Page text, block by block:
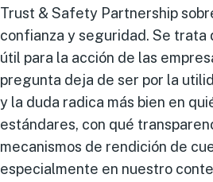
Trust & Safety Partnership
confianza y seguridad. Se trata
útil para la acción de las
pregunta deja de ser por la
y la duda radica más bien en
estándares, con qué
mecanismos de rendición de
especialmente en nuestro